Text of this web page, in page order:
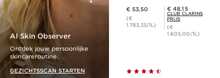
AI Skin Observer
Ontdek jouw persoonlijke
skincareroutine.
GEZICHTSSCAN STARTEN
€ 53,50
(€
1.783,33/1L)
Club Clarins Prijs € 48,15
€ 48,15
CLUB CLARINS
PRIJS
(€
1.605,00/1L)